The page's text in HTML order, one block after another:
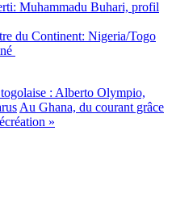
Muhammadu Buhari, profil
du Continent: Nigeria/Togo
: Alberto Olympio,
Au Ghana, du courant grâce
»